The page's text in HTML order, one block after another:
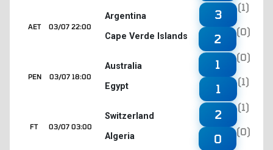
03/07 22:00
AET
Argentina
Cape Verde Islands
3
(1)
2
(0)
03/07 18:00
PEN
Australia
Egypt
1
(0)
1
(1)
03/07 03:00
FT
Switzerland
Algeria
2
(1)
0
(0)